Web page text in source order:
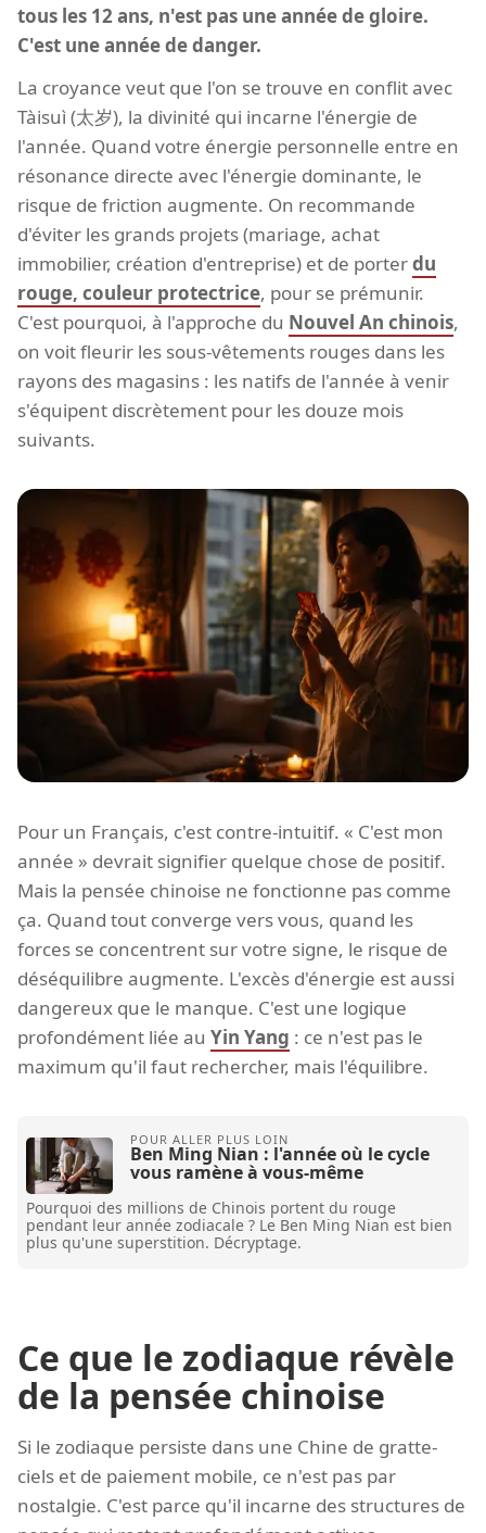
tous les 12 ans, n'est pas une année de gloire.
C'est une année de danger.
La croyance veut que l'on se trouve en conflit avec
Tàisuì (太岁), la divinité qui incarne l'énergie de
l'année. Quand votre énergie personnelle entre en
résonance directe avec l'énergie dominante, le
risque de friction augmente. On recommande
d'éviter les grands projets (mariage, achat
immobilier, création d'entreprise) et de porterdu
rouge, couleur protectrice, pour se prémunir.
C'est pourquoi, à l'approche du Nouvel An chinois,
on voit fleurir les sous-vêtements rouges dans les
rayons des magasins : les natifs de l'année à venir
s'équipent discrètement pour les douze mois
suivants.
Pour un Français, c'est contre-intuitif. « C'est mon
année » devrait signifier quelque chose de positif.
Mais la pensée chinoise ne fonctionne pas comme
ça. Quand tout converge vers vous, quand les
forces se concentrent sur votre signe, le risque de
déséquilibre augmente. L'excès d'énergie est aussi
dangereux que le manque. C'est une logique
profondément liée au Yin Yang : ce n'est pas le
maximum qu'il faut rechercher, mais l'équilibre.
Ben Ming Nian : l'année où le cycle
vous ramène à vous-même
Pourquoi des millions de Chinois portent du rouge
pendant leur année zodiacale ? Le Ben Ming Nian est bien
plus qu'une superstition. Décryptage.
Ce que le zodiaque révèle
de la pensée chinoise
Si le zodiaque persiste dans une Chine de gratte-
ciels et de paiement mobile, ce n'est pas par
nostalgie. C'est parce qu'il incarne des structures de